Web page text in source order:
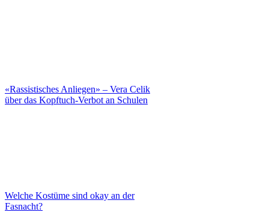
«Rassistisches Anliegen» – Vera Celik
über das Kopftuch-Verbot an Schulen
Welche Kostüme sind okay an der
Fasnacht?